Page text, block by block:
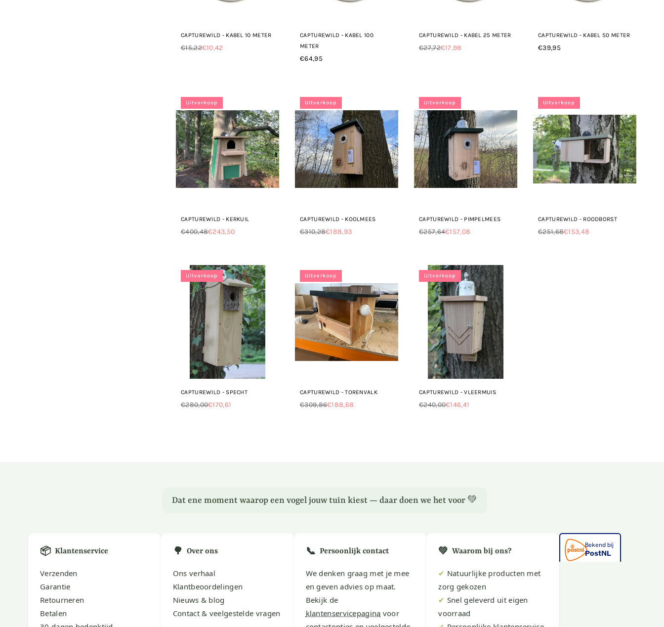
CAPTUREWILD - KABEL 10 METER
Normale
€15,22€10,42
CAPTUREWILD - KABEL 100
METER
Normale
€64,95
CAPTUREWILD - KABEL 25 METER
Normale
€27,72€17,98
CAPTUREWILD - KABEL 50 METER
Normale
€39,95
Uitverkoop
CAPTUREWILD - KERKUIL
Normale
€400,48€243,50
Uitverkoop
CAPTUREWILD - KOOLMEES
Normale
€310,28€188,93
Uitverkoop
CAPTUREWILD - PIMPELMEES
Normale
€257,64€157,08
Uitverkoop
CAPTUREWILD - ROODBORST
Normale
€251,68€153,48
Uitverkoop
CAPTUREWILD - SPECHT
Normale
€280,00€170,61
Uitverkoop
CAPTUREWILD - TORENVALK
Normale
€309,86€188,68
Uitverkoop
CAPTUREWILD - VLEERMUIS
Normale
€240,00€146,41
Dat ene moment waarop een vogel jouw tuin kiest — daar doen we het voor 💚
📦 Klantenservice
Verzenden
Garantie
Retourneren
Betalen
🌳 Over ons
Ons verhaal
Klantbeoordelingen
Nieuws & blog
Contact & veelgestelde vragen
📞 Persoonlijk contact
We denken graag met je mee
en geven advies op maat.
Bekijk de
klantenservicepagina voor
💚 Waarom bij ons?
✔ Natuurlijke producten met
zorg gekozen
✔ Snel geleverd uit eigen
voorraad